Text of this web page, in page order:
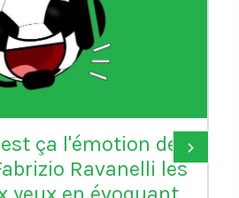
ça l'émotion de
Ravanelli les
›